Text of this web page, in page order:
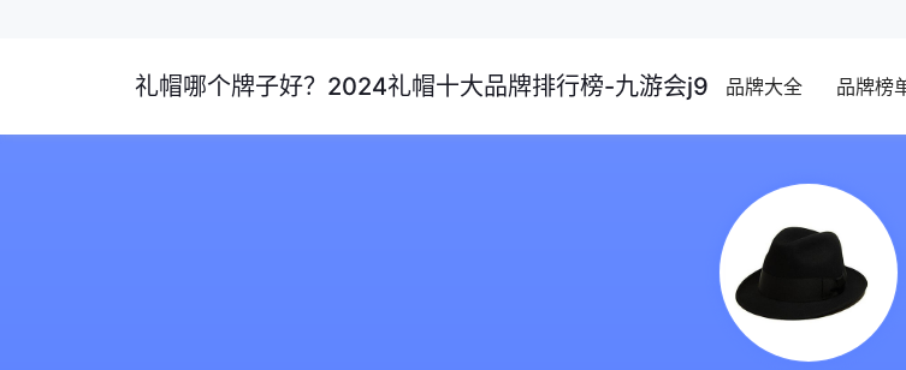
礼帽哪个牌子好？2024礼帽十大品牌排行榜-九游会j9 品牌大全 品牌榜